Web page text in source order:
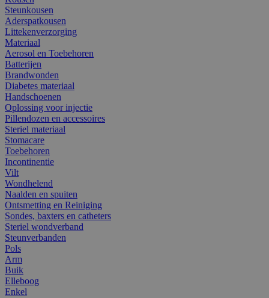
Steunkousen
Aderspatkousen
Littekenverzorging
Materiaal
Aerosol en Toebehoren
Batterijen
Brandwonden
Diabetes materiaal
Handschoenen
Oplossing voor injectie
Pillendozen en accessoires
Steriel materiaal
Stomacare
Toebehoren
Incontinentie
Vilt
Wondhelend
Naalden en spuiten
Ontsmetting en Reiniging
Sondes, baxters en catheters
Steriel wondverband
Steunverbanden
Pols
Arm
Buik
Elleboog
Enkel